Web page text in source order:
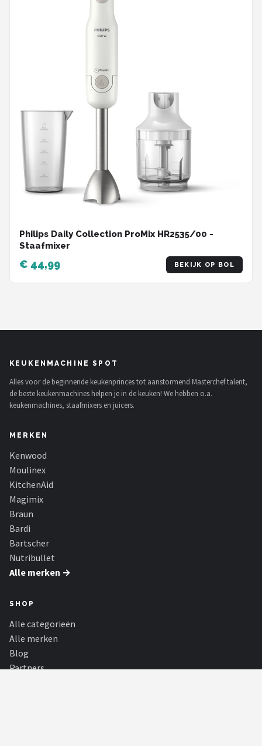
Philips Daily Collection ProMix HR2535/00 -
Staafmixer
€ 44,99 BEKIJK OP BOL
KEUKENMACHINE SPOT
Alles voor de beginnende keukenprinces tot aanstormend Masterchef talent,
de beste keukenmachines helpen je in de keuken! We hebben o.a.
keukenmachines, staafmixers en juicers.
MERKEN
Kenwood
Moulinex
KitchenAid
Magimix
Braun
Bardi
Bartscher
Nutribullet
Alle merken →
SHOP
Alle categorieën
Alle merken
Blog
Partners